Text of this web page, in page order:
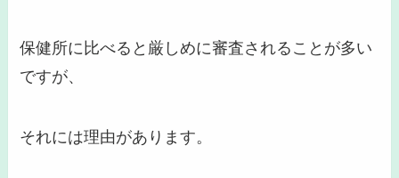
保健所に比べると 厳しめに審査されることが多い
ですが、
それには理由があります。